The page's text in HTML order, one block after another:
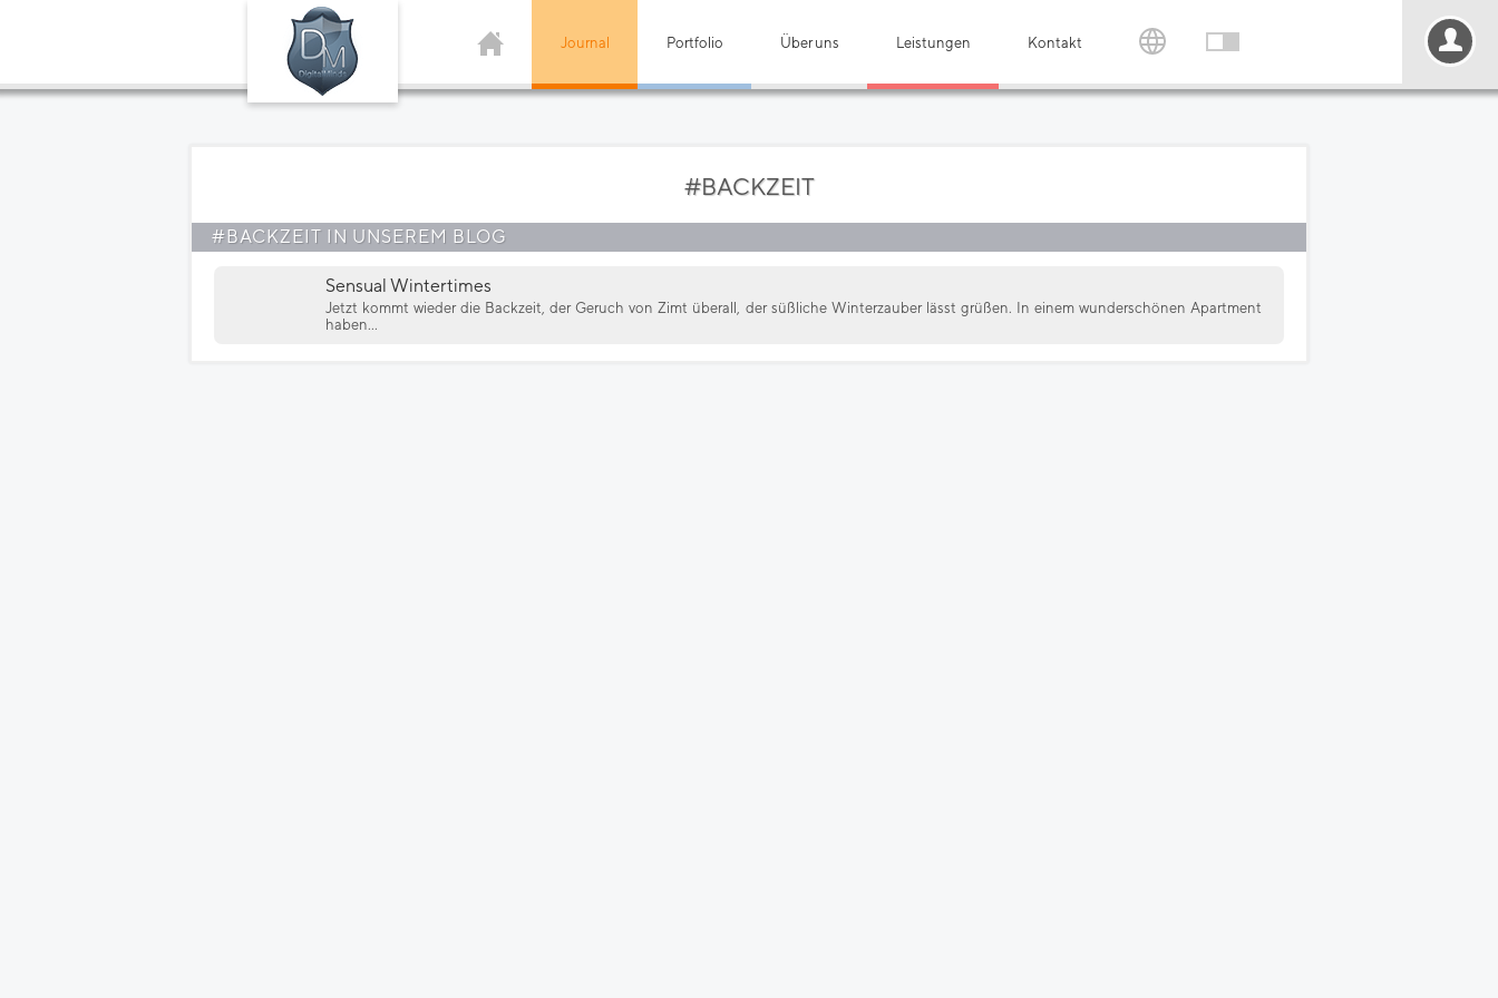
Journal Portfolio Über uns Leistungen Kontakt
#BACKZEIT
#BACKZEIT IN UNSEREM BLOG
Sensual Wintertimes
Jetzt kommt wieder die Backzeit, der Geruch von Zimt überall, der süßliche Winterzauber lässt grüßen. In einem wunderschönen Apartment
haben...